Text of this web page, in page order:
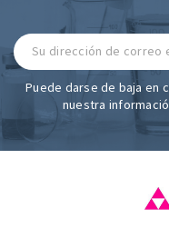
Puede darse de baja en
nuestra